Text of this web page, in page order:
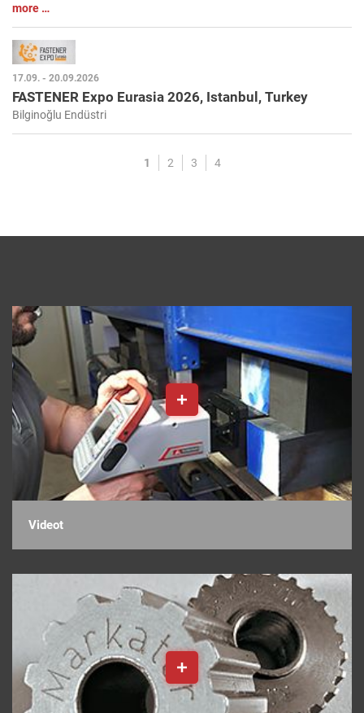
more …
17.09. - 20.09.2026
FASTENER Expo Eurasia 2026, Istanbul, Turkey
Bilginoğlu Endüstri
1 2 3 4
Videot